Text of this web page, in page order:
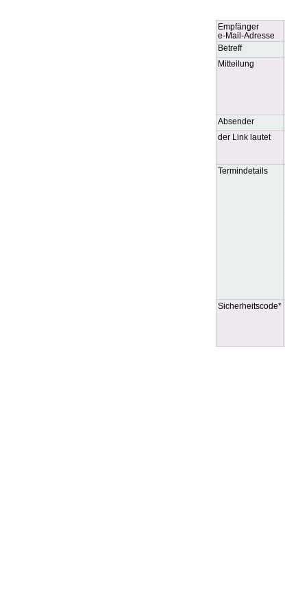
Empfänger
e-Mail-Adresse
Betreff
Mitteilung
Absender
der Link lautet
Termindetails
Sicherheitscode*